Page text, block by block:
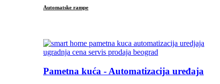
Automatske rampe
Pametna kuća - Automatizacija uređaja